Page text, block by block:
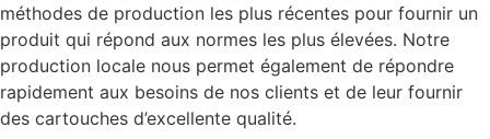
méthodes de production les plus récentes pour fournir un
produit qui répond aux normes les plus élevées. Notre
production locale nous permet également de répondre
rapidement aux besoins de nos clients et de leur fournir
des cartouches d’excellente qualité.